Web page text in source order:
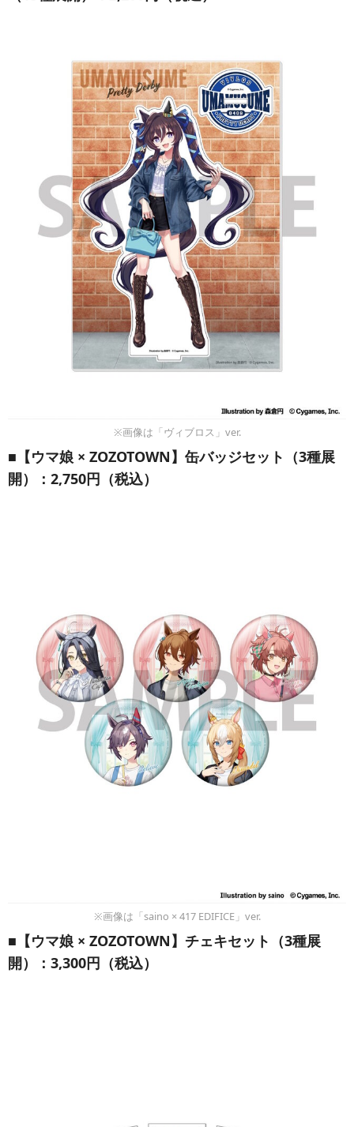
※画像は「ヴィブロス」ver.
■【ウマ娘 × ZOZOTOWN】缶バッジセット（3種展
開）：2,750円（税込）
※画像は「saino × 417 EDIFICE」ver.
■【ウマ娘 × ZOZOTOWN】チェキセット（3種展
開）：3,300円（税込）